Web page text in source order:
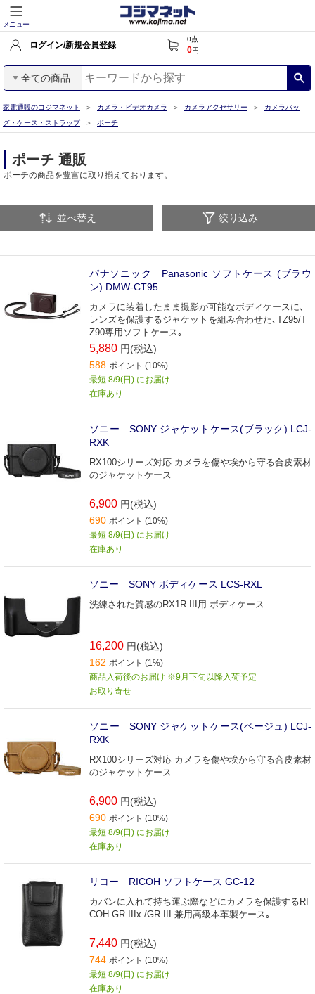
メニュー
ログイン/新規会員登録
0点
0円
全ての商品
家電通販のコジマネット カメラ・ビデオカメラ カメラアクセサリー
カメラバッ
グ・ケース・ストラップ
ポーチ
ポーチ 通販
ポーチの商品を豊富に取り揃えております。
並べ替え 絞り込み
パナソニック Panasonic ソフトケース (ブラウ
ン) DMW-CT95
カメラに装着したまま撮影が可能なボディケースに､
レンズを保護するジャケットを組み合わせた､TZ95/T
Z90専用ソフトケース｡
5,880 円(税込)
588 ポイント (10%)
最短 8/9(日) にお届け
在庫あり
ソニー SONY ジャケットケース(ブラック) LCJ-
RXK
RX100シリーズ対応 カメラを傷や埃から守る合皮素材
のジャケットケース
6,900 円(税込)
690 ポイント (10%)
最短 8/9(日) にお届け
在庫あり
ソニー SONY ボディケース LCS-RXL
洗練された質感のRX1R III用 ボディケース
16,200 円(税込)
162 ポイント (1%)
商品入荷後のお届け ※9月下旬以降入荷予定
お取り寄せ
ソニー SONY ジャケットケース(ベージュ) LCJ-
RXK
RX100シリーズ対応 カメラを傷や埃から守る合皮素材
のジャケットケース
6,900 円(税込)
690 ポイント (10%)
最短 8/9(日) にお届け
在庫あり
リコー RICOH ソフトケース GC-12
カバンに入れて持ち運ぶ際などにカメラを保護するRI
COH GR IIIx /GR III 兼用高級本革製ケース｡
7,440 円(税込)
744 ポイント (10%)
最短 8/9(日) にお届け
在庫あり